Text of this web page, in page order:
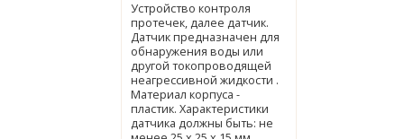
Устройство контроля
протечек, далее датчик.
Датчик предназначен для
обнаружения воды или
другой токопроводящей
неагрессивной жидкости .
Материал корпуса -
пластик. Характеристики
датчика должны быть: не